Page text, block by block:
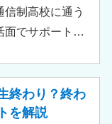
になることは
大学進学を想
学校もありま
制高校に通う
面でサポートす
では高卒資格を
だし、個別の学
終わり？終わ
を解説